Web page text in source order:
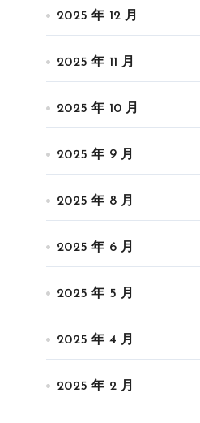
2025 年 12 月
2025 年 11 月
2025 年 10 月
2025 年 9 月
2025 年 8 月
2025 年 6 月
2025 年 5 月
2025 年 4 月
2025 年 2 月